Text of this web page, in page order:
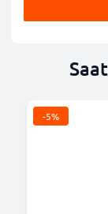
-5%